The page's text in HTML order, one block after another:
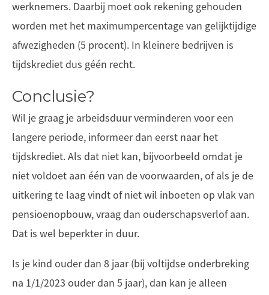
werknemers. Daarbij moet ook rekening gehouden
worden met het maximumpercentage van gelijktijdige
afwezigheden (5 procent). In kleinere bedrijven is
tijdskrediet dus géén recht.
Conclusie?
Wil je graag je arbeidsduur verminderen voor een
langere periode, informeer dan eerst naar het
tijdskrediet. Als dat niet kan, bijvoorbeeld omdat je
niet voldoet aan één van de voorwaarden, of als je de
uitkering te laag vindt of niet wil inboeten op vlak van
pensioenopbouw, vraag dan ouderschapsverlof aan.
Dat is wel beperkter in duur.
Is je kind ouder dan 8 jaar (bij voltijdse onderbreking
na 1/1/2023 ouder dan 5 jaar), dan kan je alleen